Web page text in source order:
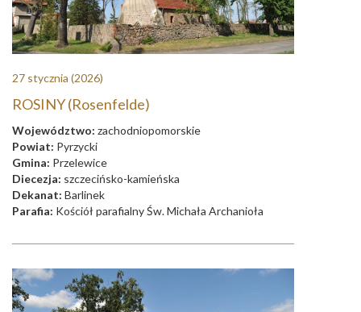
27 stycznia (2026)
ROSINY (Rosenfelde)
Województwo: zachodniopomorskie
Powiat: Pyrzycki
Gmina: Przelewice
Diecezja: szczecińsko-kamieńska
Dekanat: Barlinek
Parafia: Kościół parafialny Św. Michała Archanioła